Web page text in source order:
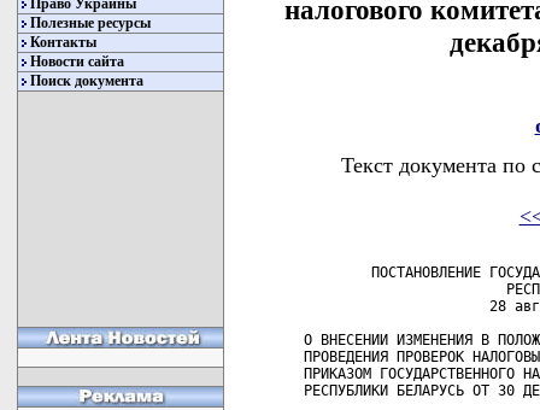
Право Украины
Полезные ресурсы
Контакты
Новости сайта
Поиск документа
налогового
Текст документа по
ПОСТАНОВЛЕНИЕ
28
О ВНЕСЕНИИ ИЗМЕНЕНИЯ В
ПРОВЕДЕНИЯ ПРОВЕРОК
ПРИКАЗОМ ГОСУДАРСТВЕННОГО
РЕСПУБЛИКИ БЕЛАРУСЬ ОТ 30